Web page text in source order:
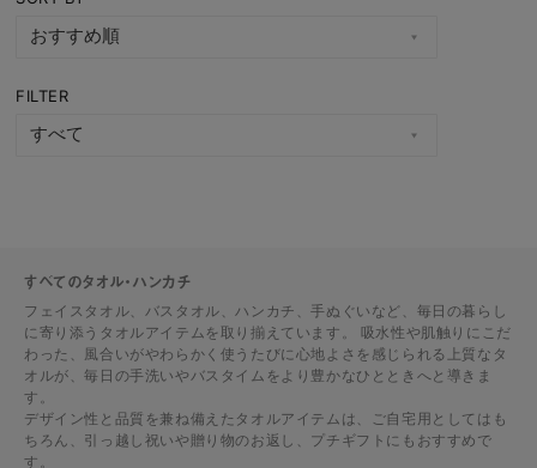
FILTER
すべてのタオル・ハンカチ
フェイスタオル、バスタオル、ハンカチ、手ぬぐいなど、毎日の暮らし
に寄り添うタオルアイテムを取り揃えています。 吸水性や肌触りにこだ
わった、風合いがやわらかく使うたびに心地よさを感じられる上質なタ
オルが、毎日の手洗いやバスタイムをより豊かなひとときへと導きま
す。
デザイン性と品質を兼ね備えたタオルアイテムは、ご自宅用としてはも
ちろん、引っ越し祝いや贈り物のお返し、プチギフトにもおすすめで
す。